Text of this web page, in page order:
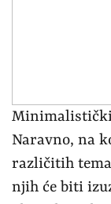
Naravno, na
različitih
njih će biti